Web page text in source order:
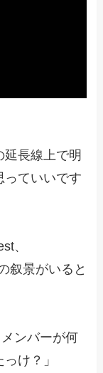
延長線上で明
っていいです
、
叙景がいると
ンバーが何
け？」